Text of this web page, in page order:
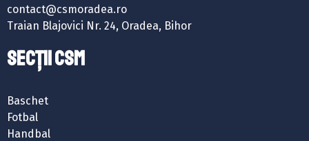
contact@csmoradea.ro
Traian Blajovici Nr. 24, Oradea, Bihor
SECȚII CSM
Baschet
Fotbal
Handbal